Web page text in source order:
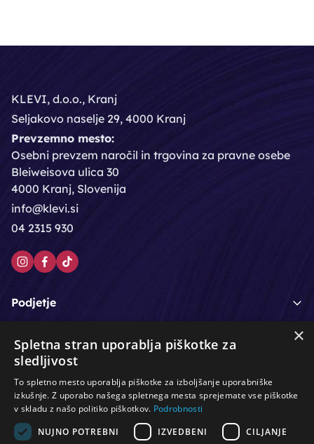
KLEVI, d.o.o., Kranj
Seljakovo naselje 29, 4000 Kranj
Prevzemno mesto:
Osebni prevzem naročil in trgovina za pravne osebe
Bleiweisova ulica 30
4000 Kranj, Slovenija
info@klevi.si
04 2315 930
Podjetje
Moj račun
Podpora strankam
Lasje & nega las / Roke & nohti / Orodje - kozmetično /
×
Spletna stran uporablja piškotke za
sledljivost
To spletno mesto uporablja piškotke za izboljšanje uporabniške
izkušnje. Z uporabo našega spletnega mesta sprejemate vse piškotke
v skladu z našo politiko piškotkov. Podrobnosti
NUJNO POTREBNI
IZVEDBENI CILJANJE